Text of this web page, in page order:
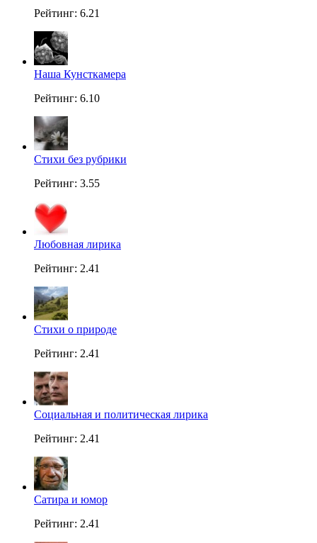
Рейтинг: 6.21
Наша Кунсткамера
Рейтинг: 6.10
Стихи без рубрики
Рейтинг: 3.55
Любовная лирика
Рейтинг: 2.41
Стихи о природе
Рейтинг: 2.41
Социальная и политическая лирика
Рейтинг: 2.41
Сатира и юмор
Рейтинг: 2.41